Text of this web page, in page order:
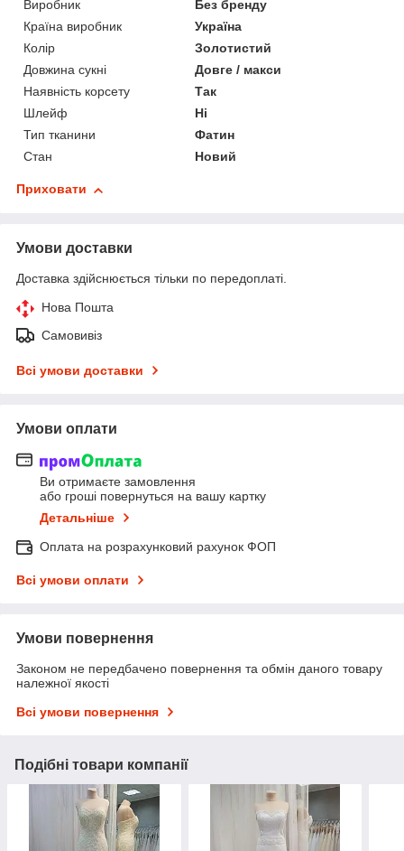
Виробник
Без бренду
Країна виробник
Україна
Колір
Золотистий
Довжина сукні
Довге / макси
Наявність корсету
Так
Шлейф
Ні
Тип тканини
Фатин
Стан
Новий
Приховати
Умови доставки
Доставка здійснюється тільки по передоплаті.
Нова Пошта
Самовивіз
Всі умови доставки
Умови оплати
Ви отримаєте замовлення
або гроші повернуться на вашу картку
Детальніше
Оплата на розрахунковий рахунок ФОП
Всі умови оплати
Умови повернення
Законом не передбачено повернення та обмін даного товару
належної якості
Всі умови повернення
Подібні товари компанії